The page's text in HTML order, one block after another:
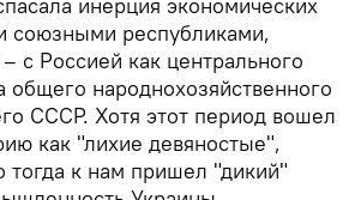
инерция экономических
союзными республиками,
с Россией как центрального
общего народнохозяйственного
СССР. Хотя этот период вошел
как "лихие девяностые",
тогда к нам пришел "дикий"